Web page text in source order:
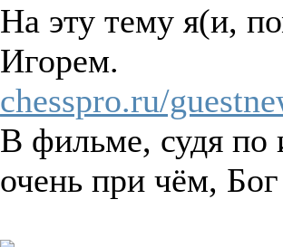
На эту тему я(и,
Игорем.
chesspro.ru/
В фильме, судя по
очень при чём,